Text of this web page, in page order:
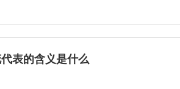
表的含义是什么